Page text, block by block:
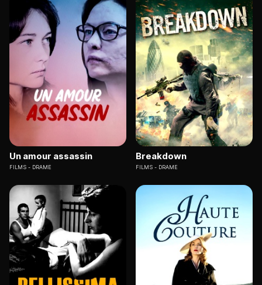
Un amour assassin
FILMS DRAME
Breakdown
FILMS DRAME